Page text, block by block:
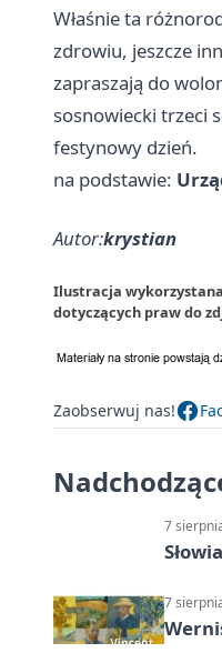
Właśnie ta
zdrowiu, jeszcze
zapraszają do
sosnowiecki trzeci
festynowy dzień.
na podstawie:
Autor:krystian
Ilustracja wykorzystana
dotyczących praw do
Zaobserwuj nas!
7
7